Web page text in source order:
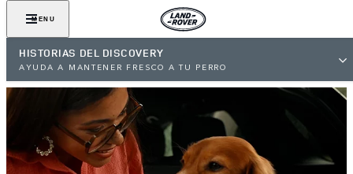
MENU
HISTORIAS DEL DISCOVERY
AYUDA A MANTENER FRESCO A TU PERRO